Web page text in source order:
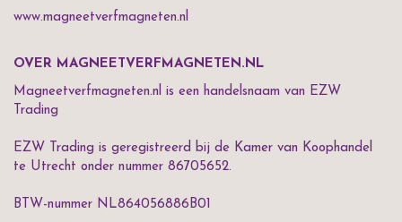
www.magneetverfmagneten.nl
OVER MAGNEETVERFMAGNETEN.NL
Magneetverfmagneten.nl is een handelsnaam van EZW
Trading
EZW Trading is geregistreerd bij de Kamer van Koophandel
te Utrecht onder nummer 86705652.
BTW-nummer NL864056886B01